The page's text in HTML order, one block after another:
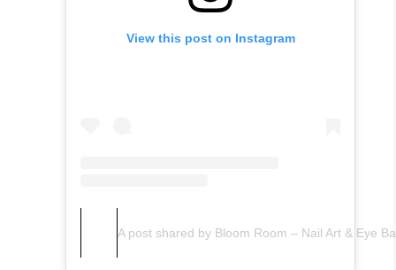
View this post on Instagram
A post shared by Bloom Room – Nail Art & Eye